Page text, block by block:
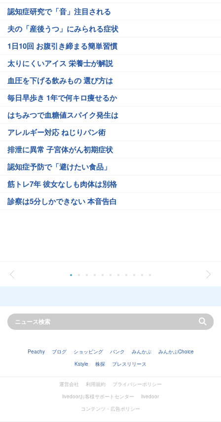
認知症研究で「音」注目される
夫の「産後うつ」にみられる症状
1日10回 お腹引き締まる簡単習慣
太りにくいアイス 栄養士が解説
血圧を下げる飲みもの 選び方は
毎日早歩き 1年で何キロ痩せるか
はちみつで血糖値スパイク発生は
アレルギー対応 ねじりパン術
排泄に異常 子宮体がん初期症状
認知症予防で「避けたい食品」
筋トレ7年 彼女なしも肉体は別格
診察は5分しかできない 本音告白
Peachy ブログ ショッピング バンク みんかぶ
みんかぶChoice
Kstyle
株探 プレスリリース
運営会社 利用規約
プライバシーポリシー
livedoorお客様サポートセンター
livedoor
コンテンツ・広告ポリシー